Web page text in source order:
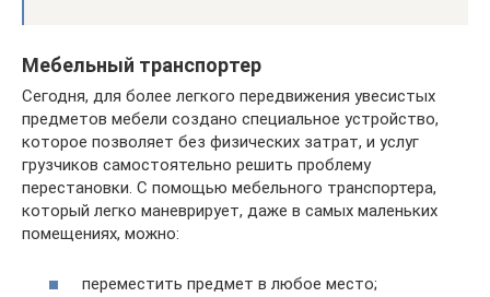
Мебельный транспортер
Сегодня, для более легкого передвижения увесистых
предметов мебели создано специальное устройство,
которое позволяет без физических затрат, и услуг
грузчиков самостоятельно решить проблему
перестановки. С помощью мебельного транспортера,
который легко маневрирует, даже в самых маленьких
помещениях, можно:
переместить предмет в любое место;